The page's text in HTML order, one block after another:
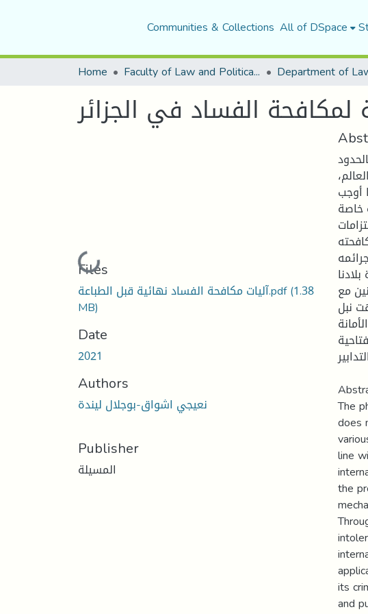
Communities & Collections All of DSpace
Home Faculty of Law and Political Science Department of
لمكافحة الفساد في الجزائر
Loading...
Files
آليات مكافحة الفساد نهائية قبل الطباعة.pdf(1.38
MB)
Date
2021
Authors
نعيجي اشواق-بوجلال ليندة
Publisher
المسيلة
أوجب
خاصة
ومكافحته
مع
نبل
:
The
does
line
the
its
and